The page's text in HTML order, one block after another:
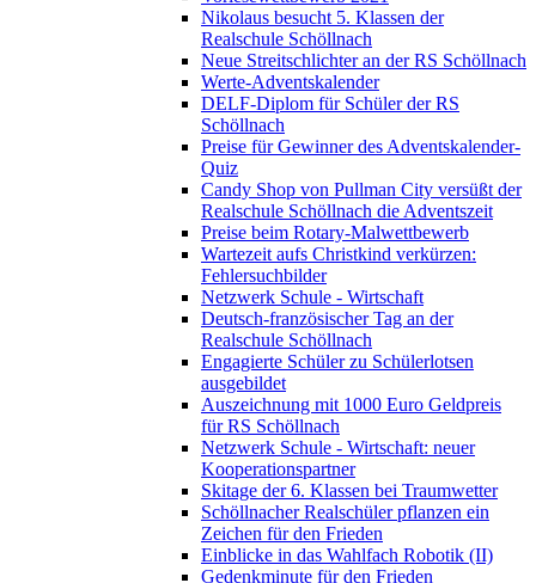
Nikolaus besucht 5. Klassen der
Realschule Schöllnach
Neue Streitschlichter an der RS Schöllnach
Werte-Adventskalender
DELF-Diplom für Schüler der RS
Schöllnach
Preise für Gewinner des Adventskalender-
Quiz
Candy Shop von Pullman City versüßt der
Realschule Schöllnach die Adventszeit
Preise beim Rotary-Malwettbewerb
Wartezeit aufs Christkind verkürzen:
Fehlersuchbilder
Netzwerk Schule - Wirtschaft
Deutsch-französischer Tag an der
Realschule Schöllnach
Engagierte Schüler zu Schülerlotsen
ausgebildet
Auszeichnung mit 1000 Euro Geldpreis
für RS Schöllnach
Netzwerk Schule - Wirtschaft: neuer
Kooperationspartner
Skitage der 6. Klassen bei Traumwetter
Schöllnacher Realschüler pflanzen ein
Zeichen für den Frieden
Einblicke in das Wahlfach Robotik (II)
Gedenkminute für den Frieden